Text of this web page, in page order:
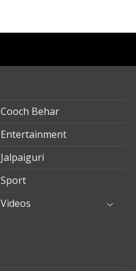
Cooch Behar
Entertainment
Jalpaiguri
Sport
Videos